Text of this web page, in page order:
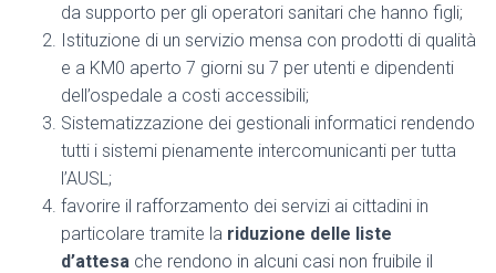
da supporto per gli operatori sanitari che hanno figli;
Istituzione di un servizio mensa con prodotti di qualità
e a KM0 aperto 7 giorni su 7 per utenti e dipendenti
dell’ospedale a costi accessibili;
Sistematizzazione dei gestionali informatici rendendo
tutti i sistemi pienamente intercomunicanti per tutta
l’AUSL;
favorire il rafforzamento dei servizi ai cittadini in
particolare tramite la riduzione delle liste
d’attesa che rendono in alcuni casi non fruibile il